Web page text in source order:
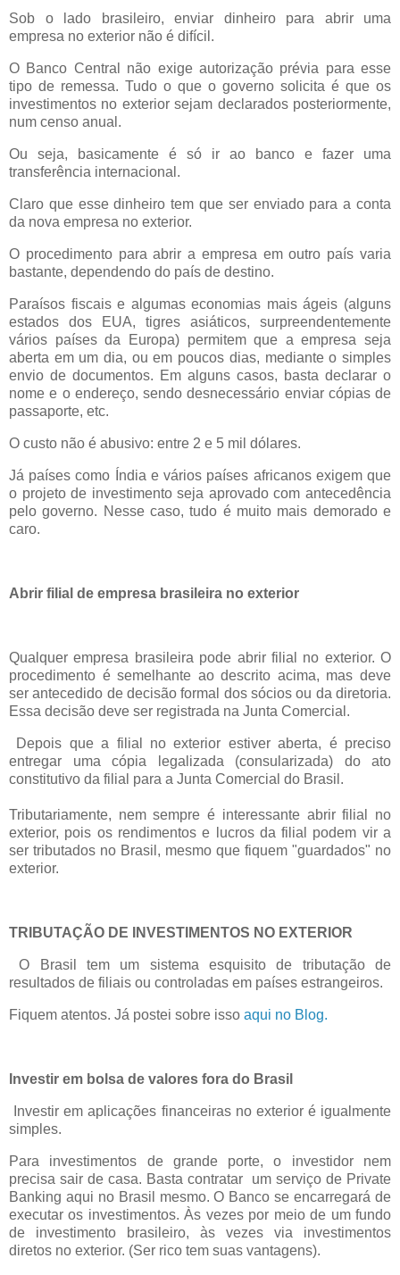
Sob o lado brasileiro, enviar dinheiro para abrir uma
empresa no exterior não é difícil.
O Banco Central não exige autorização prévia para esse
tipo de remessa. Tudo o que o governo solicita é que os
investimentos no exterior sejam declarados posteriormente,
num censo anual.
Ou seja, basicamente é só ir ao banco e fazer uma
transferência internacional.
Claro que esse dinheiro tem que ser enviado para a conta
da nova empresa no exterior.
O procedimento para abrir a empresa em outro país varia
bastante, dependendo do país de destino.
Paraísos fiscais e algumas economias mais ágeis (alguns
estados dos EUA, tigres asiáticos, surpreendentemente
vários países da Europa) permitem que a empresa seja
aberta em um dia, ou em poucos dias, mediante o simples
envio de documentos. Em alguns casos, basta declarar o
nome e o endereço, sendo desnecessário enviar cópias de
passaporte, etc.
O custo não é abusivo: entre 2 e 5 mil dólares.
Já países como Índia e vários países africanos exigem que
o projeto de investimento seja aprovado com antecedência
pelo governo. Nesse caso, tudo é muito mais demorado e
caro.
Abrir filial de empresa brasileira no exterior
Qualquer empresa brasileira pode abrir filial no exterior. O
procedimento é semelhante ao descrito acima, mas deve
ser antecedido de decisão formal dos sócios ou da diretoria.
Essa decisão deve ser registrada na Junta Comercial.
Depois que a filial no exterior estiver aberta, é preciso
entregar uma cópia legalizada (consularizada) do ato
constitutivo da filial para a Junta Comercial do Brasil.
Tributariamente, nem sempre é interessante abrir filial no
exterior, pois os rendimentos e lucros da filial podem vir a
ser tributados no Brasil, mesmo que fiquem "guardados" no
exterior.
TRIBUTAÇÃO DE INVESTIMENTOS NO EXTERIOR
O Brasil tem um sistema esquisito de tributação de
resultados de filiais ou controladas em países estrangeiros.
Fiquem atentos. Já postei sobre isso aqui no Blog.
Investir em bolsa de valores fora do Brasil
Investir em aplicações financeiras no exterior é igualmente
simples.
Para investimentos de grande porte, o investidor nem
precisa sair de casa. Basta contratar um serviço de Private
Banking aqui no Brasil mesmo. O Banco se encarregará de
executar os investimentos. Às vezes por meio de um fundo
de investimento brasileiro, às vezes via investimentos
diretos no exterior. (Ser rico tem suas vantagens).